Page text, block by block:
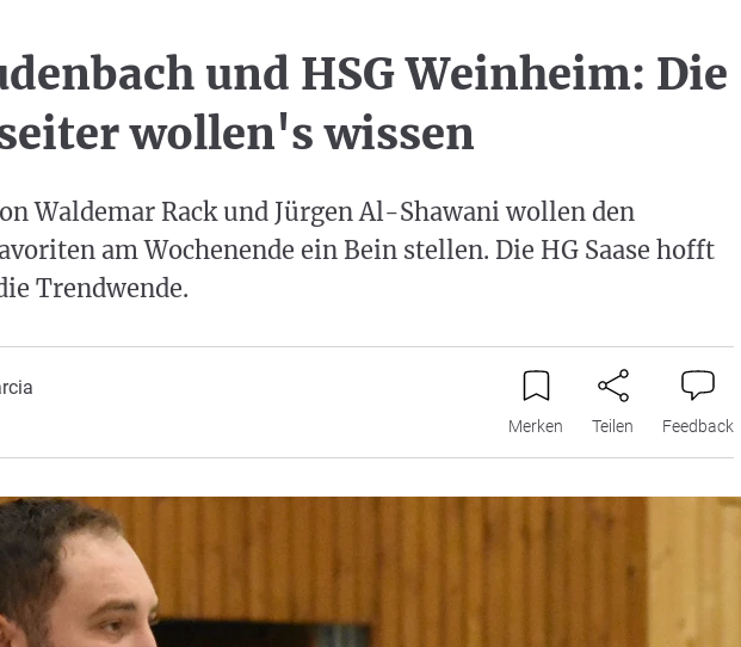
und HSG Weinheim: Die
wollen's wissen
Waldemar Rack und Jürgen Al-Shawani wollen den
am Wochenende ein Bein stellen. Die HG Saase hofft
Trendwende.
Merken Teilen Feedback